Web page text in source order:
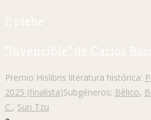
P. plebe
"Invencible" de Carlos
Premio Hislibris literatura histórica:
2025 (finalista)Subgéneros: Bélico,
C., Sun Tzu